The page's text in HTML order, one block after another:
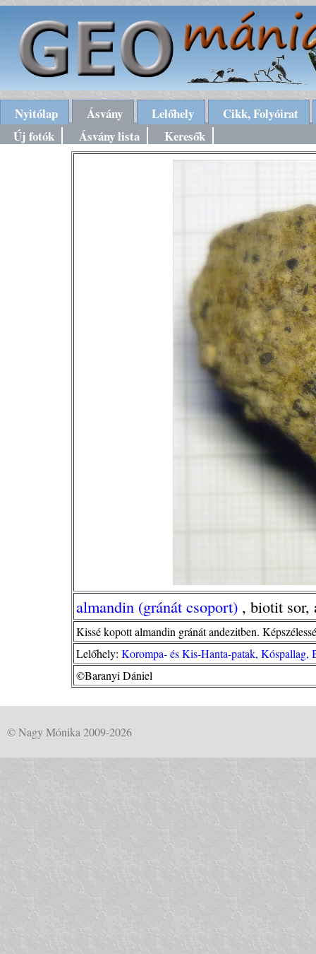
Nyitólap Ásvány Lelőhely
Cikk, Folyóirat
Új fotók
Ásvány lista Keresők
almandin (gránát csoport) , biotit sor,
Kissé kopott almandin gránát andezitben.
Lelőhely: Korompa- és Kis-Hanta-patak, Kóspallag,
©Baranyi Dániel
© Nagy Mónika 2009-2026